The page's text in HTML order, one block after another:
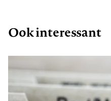
Ook interessant